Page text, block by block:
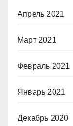
Апрель 2021
Март 2021
Февраль 2021
Январь 2021
Декабрь 2020